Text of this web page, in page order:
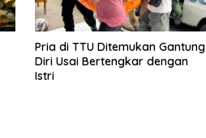
Pria di TTU Ditemukan Gantung
Diri Usai Bertengkar dengan
Istri